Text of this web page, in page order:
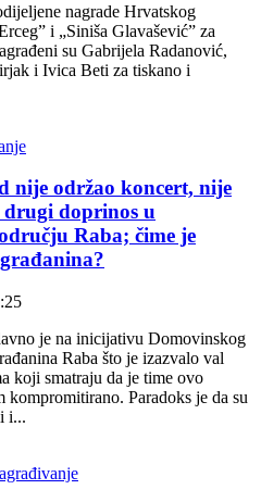
nagrade Hrvatskog
i „Siniša Glavašević” za
su Gabrijela Radanović,
i Ivica Beti za tiskano i
nije održao koncert, nije
drugi doprinos u
Raba; čime je
je na inicijativu Domovinskog
Raba što je izazvalo val
koji smatraju da je time ovo
kompromitirano. Paradoks je da su
i...